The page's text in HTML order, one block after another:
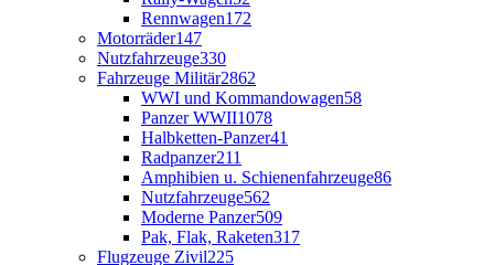
Rennwagen172
Motorräder147
Nutzfahrzeuge330
Fahrzeuge Militär2862
WWI und Kommandowagen58
Panzer WWII1078
Halbketten-Panzer41
Radpanzer211
Amphibien u. Schienenfahrzeuge86
Nutzfahrzeuge562
Moderne Panzer509
Pak, Flak, Raketen317
Flugzeuge Zivil225